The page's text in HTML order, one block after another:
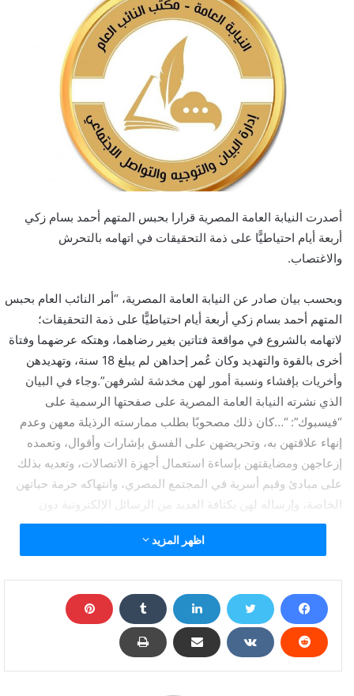
أصدرت النيابة العامة المصرية قرارا بحبس المتهم أحمد بسام زكي
أربعة أيام احتياطيًّا على ذمة التحقيقات في اتهامه بالتحرش
والاغتصاب.
وبحسب بيان صادر عن النيابة العامة المصرية، “أمر النائب العام بحبس
المتهم أحمد بسام زكي أربعة أيام احتياطيًّا على ذمة التحقيقات؛
لاتهامه بالشروع في مواقعة فتاتين بغير رضاهما، وهتكه عرضهما وفتاة
أخرى بالقوة والتهديد وكان عُمر إحداهن لم يبلغ 18 سنة، وتهديدهن
وأخريات بإفشاء ونسبة أمور لهن مخدشة لشرفهن”.وجاء في البيان
الذي نشرته النيابة العامة المصرية على صفحتها الرسمية على
“فيسبوك”: “…كان ذلك مصحوبًا بطلب ممارسته الرذيلة معهن وعدم
إنهاء علاقتهن به، وتحريضهن على الفسق بإشارات وأقوال، وتعمده
إزعاجهن ومضايقتهن بإساءة استعمال أجهزة الاتصالات، وتعديه بذلك
على مبادئ وقيم أسرية في المجتمع المصري، وانتهاكه حرمة حياتهن
الخاصة، وإرساله لهن بكثافة العديد من الرسائل الإلكترونية دون
موافقتهن، واستخدامه حسابات خاصة على الشبكة المعلوماتية لارتكاب
ووفقا للبيان “استهلت (النيابة العامة) تحقيقاتها بسؤال الشاكية التي
تقدمت بشكواها إلكترونيّاً، فشهدت بتلقيها رسائل من المتهم عبر
تطبيق “واتس آب” خلال أواخر نوفمبر عام 2016 -بعد تعرفها عليه-
هددها فيها باستعماله نفوذاً مزعوماً للوصول إلى أهلها، والإدعاء لديهم
بممارستها الدعارة وتعاطيها المخدرات، وذلك إذا لم تُنفذ طلبه
اظهر المزيد